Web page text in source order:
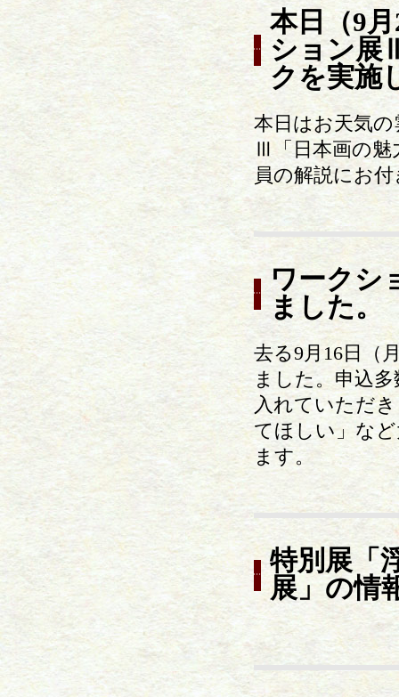
本日（9
ション展
クを実施
本日はお天気
Ⅲ「日本画の魅
員の解説にお
ワークシ
ました。
去る9月16日（
ました。申込
入れていただ
てほしい」な
ます。
特別展「
展」の情